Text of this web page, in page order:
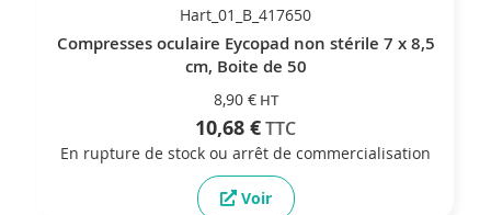
Hart_01_B_417650
Compresses oculaire Eycopad non stérile 7 x 8,5
cm, Boite de 50
8,90 €
10,68 €
En rupture de stock ou arrêt de commercialisation
Voir